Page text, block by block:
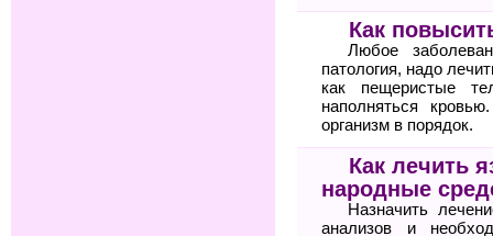
Как
Любое
патология, надо
как пещеристые
наполняться
организм в порядок.
Как лечить
народные
Назначить
анализов и